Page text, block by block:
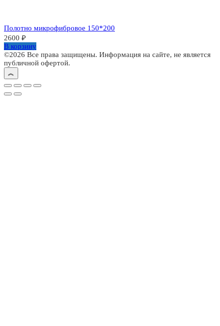
Полотно микрофибровое 150*200
2600 ₽
В корзину
©2026 Все права защищены. Информация на сайте, не является
публичной офертой.